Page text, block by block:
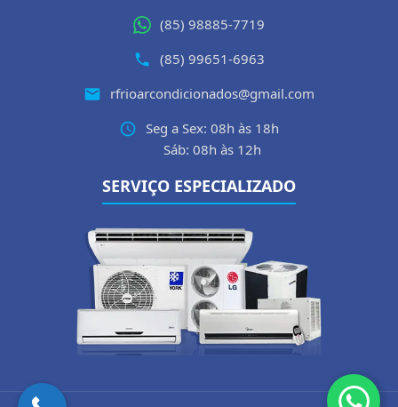
(85) 98885-7719
(85) 99651-6963
rfrioarcondicionados@gmail.com
Seg a Sex: 08h às 18h
Sáb: 08h às 12h
SERVIÇO ESPECIALIZADO